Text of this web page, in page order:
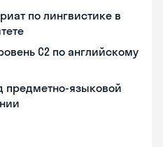
по лингвистике в
С2 по английскому
предметно-языковой